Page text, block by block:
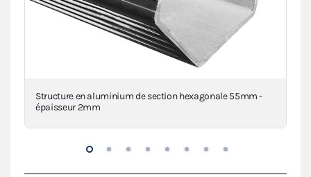
Structure en aluminium de section hexagonale 55mm -
épaisseur 2mm